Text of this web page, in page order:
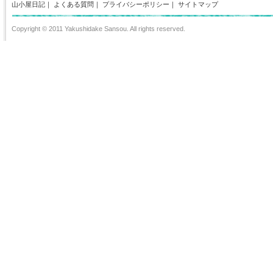
山小屋日記 ｜ よくある質問 ｜ プライバシーポリシー ｜ サイトマップ
Copyright © 2011 Yakushidake Sansou. All rights reserved.